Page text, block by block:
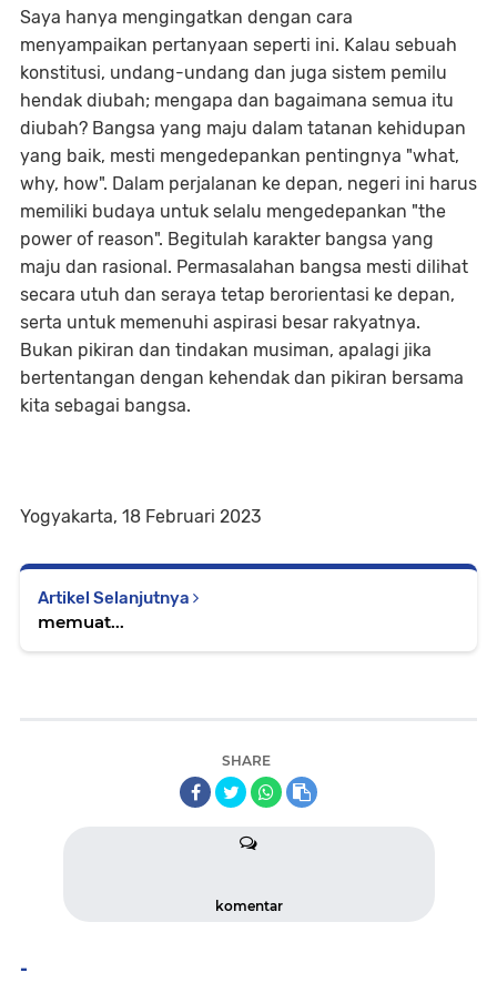
Saya hanya mengingatkan dengan cara
menyampaikan pertanyaan seperti ini. Kalau sebuah
konstitusi, undang-undang dan juga sistem pemilu
hendak diubah; mengapa dan bagaimana semua itu
diubah? Bangsa yang maju dalam tatanan kehidupan
yang baik, mesti mengedepankan pentingnya "what,
why, how". Dalam perjalanan ke depan, negeri ini harus
memiliki budaya untuk selalu mengedepankan "the
power of reason". Begitulah karakter bangsa yang
maju dan rasional. Permasalahan bangsa mesti dilihat
secara utuh dan seraya tetap berorientasi ke depan,
serta untuk memenuhi aspirasi besar rakyatnya.
Bukan pikiran dan tindakan musiman, apalagi jika
bertentangan dengan kehendak dan pikiran bersama
kita sebagai bangsa.
​​​​​​​​Yogyakarta, 18 Februari 2023
Artikel Selanjutnya
memuat...
SHARE
komentar
-